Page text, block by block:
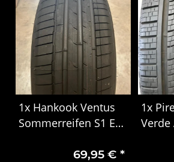
1x Hankook Ventus
Sommerreifen S1 Evo
R19 101T 132569,95 € *
1x
Verde